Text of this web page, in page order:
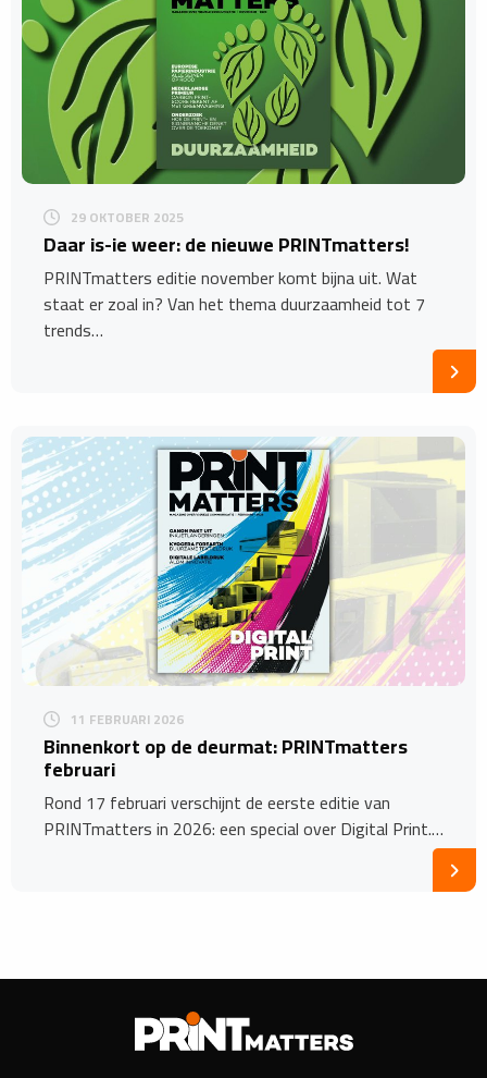
29 OKTOBER 2025
​Daar is-ie weer: de nieuwe PRINTmatters!
PRINTmatters editie november komt bijna uit. Wat
staat er zoal in? Van het thema duurzaamheid tot 7
trends…
11 FEBRUARI 2026
Binnenkort op de deurmat: PRINTmatters
februari
Rond 17 februari verschijnt de eerste editie van
PRINTmatters in 2026: een special over Digital Print.…